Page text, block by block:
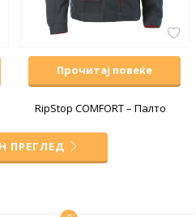
Прочитај повеќе
RipStop COMFORT – Палто
ПРЕГЛЕД